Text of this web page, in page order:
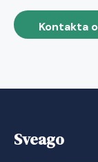
Kontakta
Sveago